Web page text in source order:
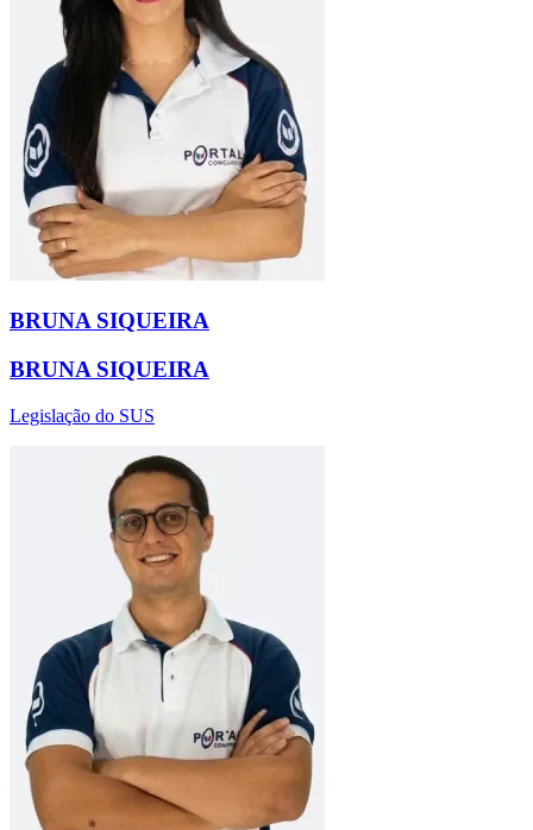
BRUNA SIQUEIRA
BRUNA SIQUEIRA
Legislação do SUS